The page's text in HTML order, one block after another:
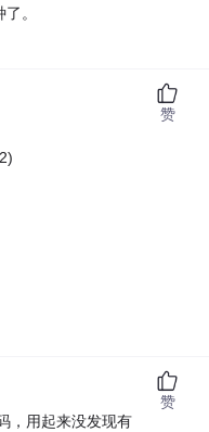
。
赞
，用起来没发现有
赞